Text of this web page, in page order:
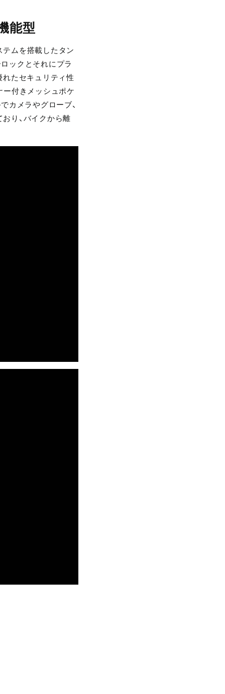
能型
ムを搭載したタン
ックとそれにプラ
たセキュリティ性
付きメッシュポケ
カメラやグローブ、
り、バイクから離